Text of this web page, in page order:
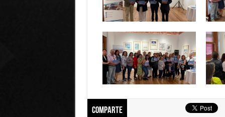
Comparte